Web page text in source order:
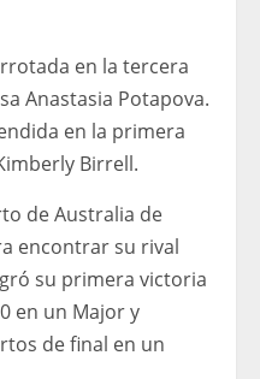
en la tercera
Anastasia Potapova.
en la primera
Birrell.
de Australia de
encontrar su rival
su primera victoria
en un Major y
de final en un